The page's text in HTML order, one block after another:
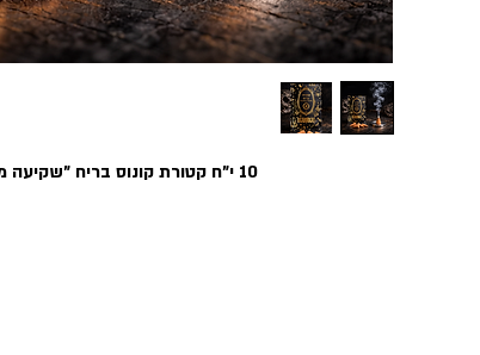
10 י"ח קטורת קונוס בריח "שקיעה מכושפת!"